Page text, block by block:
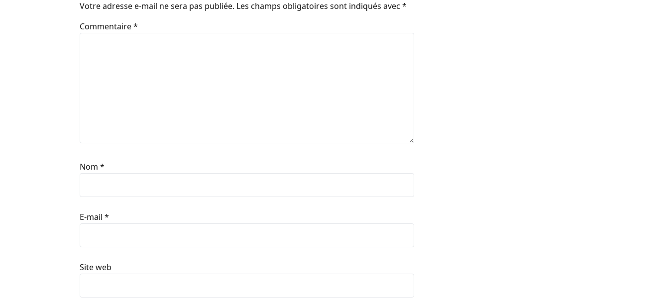
Votre adresse e-mail ne sera pas publiée. Les champs obligatoires sont indiqués avec *
Commentaire*
Nom *
E-mail *
Site web